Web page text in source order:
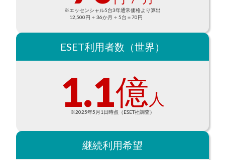
※エッセンシャル5台3年通常価格より算出
12,500円 ÷ 36か月 ÷ 5台＝70円
ESET利用者数（世界）
1.1億 人
※2025年5月1日時点（ESET社調査）
継続利用希望